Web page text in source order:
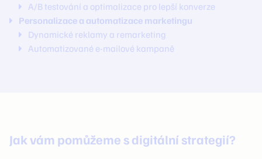
A/B testování a optimalizace pro lepší konverze
Personalizace a automatizace marketingu
Dynamické reklamy a remarketing
Automatizované e-mailové kampaně
Jak vám pomůžeme s digitální strategií?